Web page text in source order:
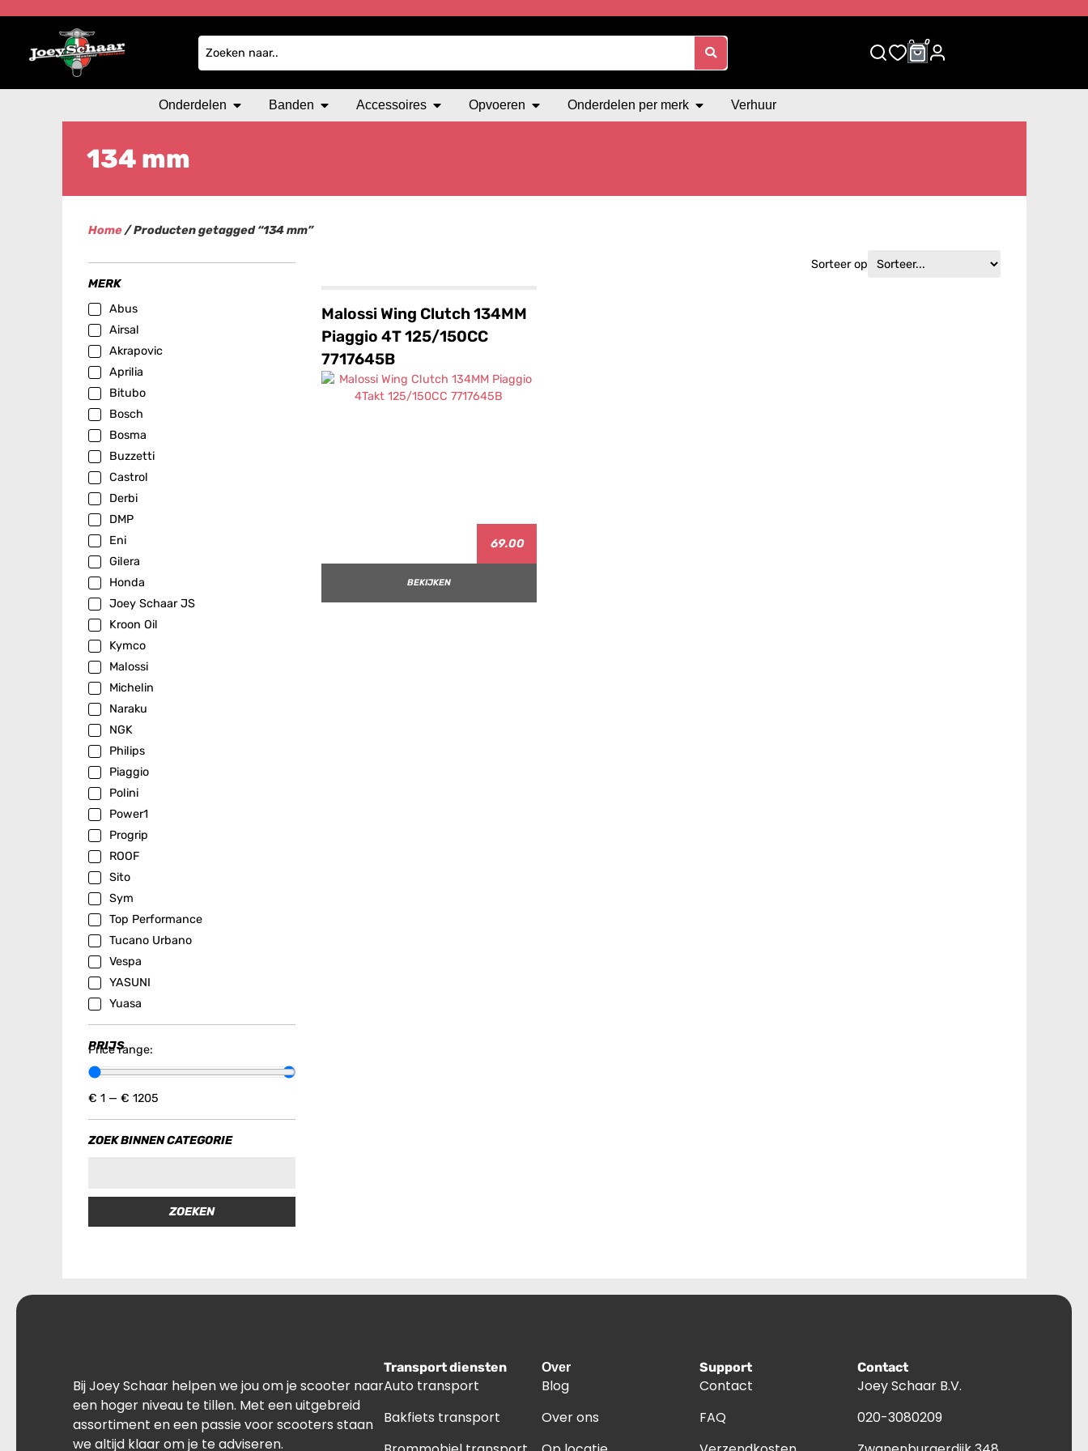
0 0
Onderdelen Banden Accessoires Opvoeren Onderdelen per merk Verhuur
134 mm
Home/ Producten getagged “134 mm”
MERK
Abus
Airsal
Akrapovic
Aprilia
Bitubo
Bosch
Bosma
Buzzetti
Castrol
Derbi
DMP
Eni
Gilera
Honda
Joey Schaar JS
Kroon Oil
Kymco
Malossi
Michelin
Naraku
NGK
Philips
Piaggio
Polini
Power1
Progrip
ROOF
Sito
Sym
Top Performance
Tucano Urbano
Vespa
YASUNI
Yuasa
PRIJS
Price range:
€ 1 — € 1205
ZOEK BINNEN CATEGORIE
ZOEKEN
Sorteer op
Malossi Wing Clutch 134MM
Piaggio 4T 125/150CC
7717645B
69.00
BEKIJKEN
Bij Joey Schaar helpen we jou om je scooter naar
een hoger niveau te tillen. Met een uitgebreid
assortiment en een passie voor scooters staan
we altijd klaar om je te adviseren.
Transport diensten
Auto transport
Bakfiets transport
Over
Blog
Over ons
Support
Contact
FAQ
Contact
Joey Schaar B.V.
020-3080209